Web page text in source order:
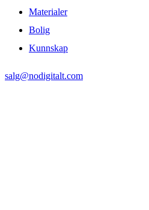
Materialer
Bolig
Kunnskap
salg@nodigitalt.com